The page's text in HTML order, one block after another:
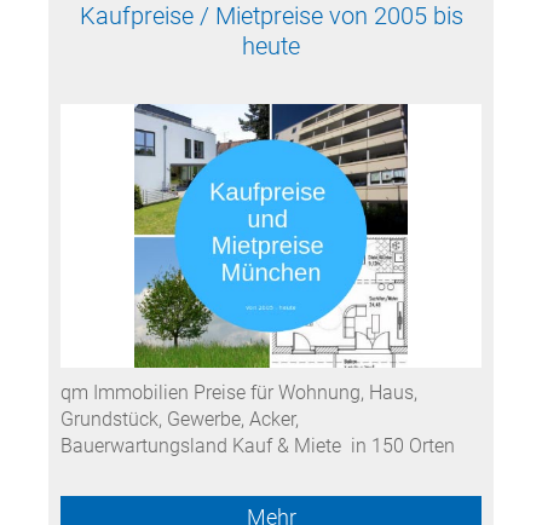
Kaufpreise / Mietpreise von 2005 bis
heute
qm Immobilien Preise für Wohnung, Haus,
Grundstück, Gewerbe, Acker,
Bauerwartungsland Kauf & Miete in 150 Orten
Mehr